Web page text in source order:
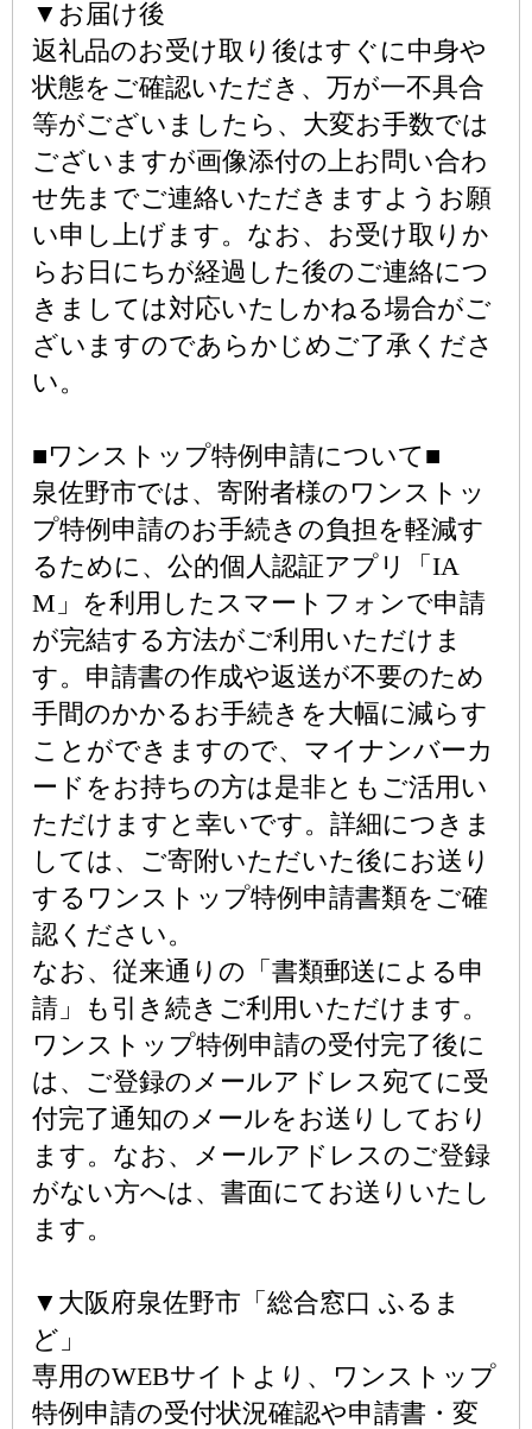
▼お届け後
返礼品のお受け取り後はすぐに中身や
状態をご確認いただき、万が一不具合
等がございましたら、大変お手数では
ございますが画像添付の上お問い合わ
せ先までご連絡いただきますようお願
い申し上げます。なお、お受け取りか
らお日にちが経過した後のご連絡につ
きましては対応いたしかねる場合がご
ざいますのであらかじめご了承くださ
い。
■ワンストップ特例申請について■
泉佐野市では、寄附者様のワンストッ
プ特例申請のお手続きの負担を軽減す
るために、公的個人認証アプリ「IA
M」を利用したスマートフォンで申請
が完結する方法がご利用いただけま
す。申請書の作成や返送が不要のため
手間のかかるお手続きを大幅に減らす
ことができますので、マイナンバーカ
ードをお持ちの方は是非ともご活用い
ただけますと幸いです。詳細につきま
しては、ご寄附いただいた後にお送り
するワンストップ特例申請書類をご確
認ください。
なお、従来通りの「書類郵送による申
請」も引き続きご利用いただけます。
ワンストップ特例申請の受付完了後に
は、ご登録のメールアドレス宛てに受
付完了通知のメールをお送りしており
ます。なお、メールアドレスのご登録
がない方へは、書面にてお送りいたし
ます。
▼大阪府泉佐野市「総合窓口 ふるま
ど」
専用のWEBサイトより、ワンストップ
特例申請の受付状況確認や申請書・変